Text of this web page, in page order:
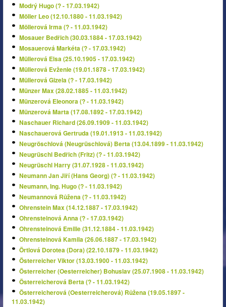
Modrý Hugo (? - 17.03.1942)
Möller Leo (12.10.1880 - 11.03.1942)
Möllerová Irma (? - 11.03.1942)
Mosauer Bedřich (30.03.1884 - 17.03.1942)
Mosauerová Markéta (? - 17.03.1942)
Müllerová Elsa (25.10.1905 - 17.03.1942)
Müllerová Evženie (19.01.1878 - 17.03.1942)
Müllerová Gizela (? - 17.03.1942)
Münzer Max (28.02.1885 - 11.03.1942)
Münzerová Eleonora (? - 11.03.1942)
Münzerová Marta (17.08.1892 - 17.03.1942)
Naschauer Richard (26.09.1909 - 11.03.1942)
Naschauerová Gertruda (19.01.1913 - 11.03.1942)
Neugröschlová (Neugrüschlová) Berta (13.04.1899 - 11.03.1942)
Neugrüschl Bedřich (Fritz) (? - 11.03.1942)
Neugrüschl Harry (31.07.1928 - 11.03.1942)
Neumann Jan Jiří (Hans Georg) (? - 11.03.1942)
Neumann, Ing. Hugo (? - 11.03.1942)
Neumannová Růžena (? - 11.03.1942)
Ohrenstein Max (14.12.1887 - 17.03.1942)
Ohrensteinová Anna (? - 17.03.1942)
Ohrensteinová Emilie (31.12.1884 - 11.03.1942)
Ohrensteinová Kamila (26.06.1887 - 17.03.1942)
Örtlová Dorotea (Dora) (22.10.1879 - 11.03.1942)
Österreicher Viktor (13.03.1900 - 11.03.1942)
Österreicher (Oesterreicher) Bohuslav (25.07.1908 - 11.03.1942)
Österreicherová Berta (? - 11.03.1942)
Österreicherová (Oesterreicherová) Růžena (19.05.1897 -
11.03.1942)